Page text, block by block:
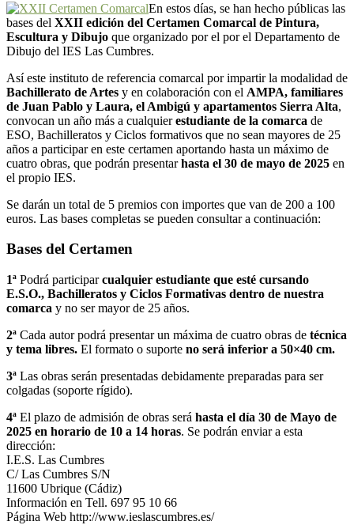
En estos días, se han hecho públicas las
bases del XXII edición del Certamen Comarcal de Pintura,
Escultura y Dibujo que organizado por el por el Departamento de
Dibujo del IES Las Cumbres.
Así este instituto de referencia comarcal por impartir la modalidad de
Bachillerato de Artes y en colaboración con el AMPA, familiares
de Juan Pablo y Laura, el Ambigú y apartamentos Sierra Alta,
convocan un año más a cualquierestudiante de la comarca de
ESO, Bachilleratos y Ciclos formativos que no sean mayores de 25
años a participar en este certamen aportando hasta un máximo de
cuatro obras, que podrán presentarhasta el 30 de mayo de 2025 en
el propio IES.
Se darán un total de 5 premios con importes que van de 200 a 100
euros. Las bases completas se pueden consultar a continuación:
Bases del Certamen
1ª Podrá participarcualquier estudiante que esté cursando
E.S.O., Bachilleratos y Ciclos Formativas dentro de nuestra
comarca y no ser mayor de 25 años.
2ª Cada autor podrá presentar un máxima de cuatro obras de técnica
y tema libres. El formato o suporte no será inferior a 50×40 cm.
3ª Las obras serán presentadas debidamente preparadas para ser
colgadas (soporte rígido).
4ª El plazo de admisión de obras será hasta el día 30 de Mayo de
2025 en horario de 10 a 14 horas. Se podrán enviar a esta
dirección:
I.E.S. Las Cumbres
C/ Las Cumbres S/N
11600 Ubrique (Cádiz)
Información en Tell. 697 95 10 66
Página Web http://www.ieslascumbres.es/